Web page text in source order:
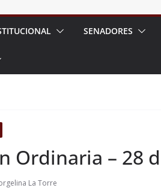
SENADORES
Ordinaria – 28
La Torre